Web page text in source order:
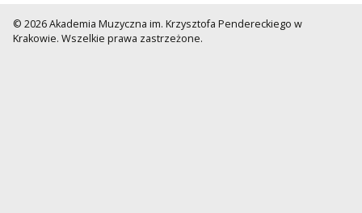
© 2026 Akademia Muzyczna im. Krzysztofa Pendereckiego w
Krakowie. Wszelkie prawa zastrzeżone.